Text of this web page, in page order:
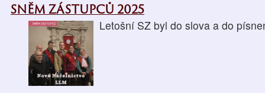
SNĚM ZÁSTUPCŮ 2025
Letošní SZ byl do slova a do